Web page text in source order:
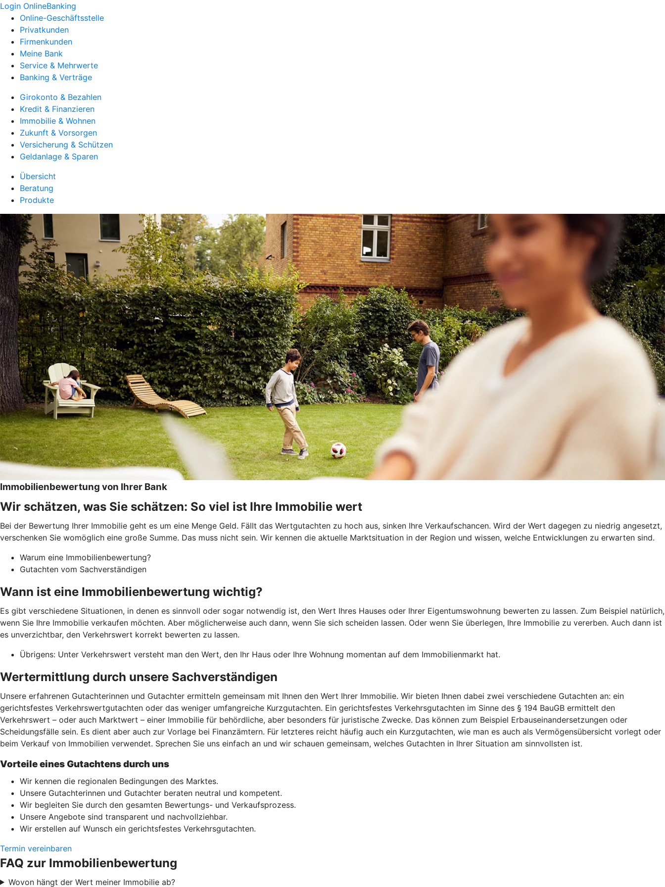
Login OnlineBanking
Online-Geschäftsstelle
Privatkunden
Firmenkunden
Meine Bank
Service & Mehrwerte
Banking & Verträge
Girokonto & Bezahlen
Kredit & Finanzieren
Immobilie & Wohnen
Zukunft & Vorsorgen
Versicherung & Schützen
Geldanlage & Sparen
Übersicht
Beratung
Produkte
Immobilienbewertung von Ihrer Bank
Wir schätzen, was Sie schätzen: So viel ist Ihre Immobilie wert
Bei der Bewertung Ihrer Immobilie geht es um eine Menge Geld. Fällt das Wertgutachten zu hoch aus, sinken Ihre Verkaufschancen. Wird der Wert dagegen zu niedrig angesetzt,
verschenken Sie womöglich eine große Summe. Das muss nicht sein. Wir kennen die aktuelle Marktsituation in der Region und wissen, welche Entwicklungen zu erwarten sind.
Warum eine Immobilienbewertung?
Gutachten vom Sachverständigen
Wann ist eine Immobilienbewertung wichtig?
Es gibt verschiedene Situationen, in denen es sinnvoll oder sogar notwendig ist, den Wert Ihres Hauses oder Ihrer Eigentumswohnung bewerten zu lassen. Zum Beispiel natürlich,
wenn Sie Ihre Immobilie verkaufen möchten. Aber möglicherweise auch dann, wenn Sie sich scheiden lassen. Oder wenn Sie überlegen, Ihre Immobilie zu vererben. Auch dann ist
es unverzichtbar, den Verkehrswert korrekt bewerten zu lassen.
Übrigens: Unter Verkehrswert versteht man den Wert, den Ihr Haus oder Ihre Wohnung momentan auf dem Immobilienmarkt hat.
Wertermittlung durch unsere Sachverständigen
Unsere erfahrenen Gutachterinnen und Gutachter ermitteln gemeinsam mit Ihnen den Wert Ihrer Immobilie. Wir bieten Ihnen dabei zwei verschiedene Gutachten an: ein
gerichtsfestes Verkehrswertgutachten oder das weniger umfangreiche Kurzgutachten. Ein gerichtsfestes Verkehrsgutachten im Sinne des § 194 BauGB ermittelt den
Verkehrswert – oder auch Marktwert – einer Immobilie für behördliche, aber besonders für juristische Zwecke. Das können zum Beispiel Erbauseinandersetzungen oder
Scheidungsfälle sein. Es dient aber auch zur Vorlage bei Finanzämtern. Für letzteres reicht häufig auch ein Kurzgutachten, wie man es auch als Vermögensübersicht vorlegt oder
beim Verkauf von Immobilien verwendet. Sprechen Sie uns einfach an und wir schauen gemeinsam, welches Gutachten in Ihrer Situation am sinnvollsten ist.
Vorteile eines Gutachtens durch uns
Wir kennen die regionalen Bedingungen des Marktes.
Unsere Gutachterinnen und Gutachter beraten neutral und kompetent.
Wir begleiten Sie durch den gesamten Bewertungs- und Verkaufsprozess.
Unsere Angebote sind transparent und nachvollziehbar.
Wir erstellen auf Wunsch ein gerichtsfestes Verkehrsgutachten.
Termin vereinbaren
FAQ zur Immobilienbewertung
Wovon hängt der Wert meiner Immobilie ab?